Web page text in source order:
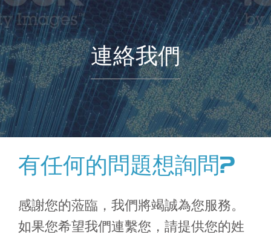
連絡我們
有任何的問題想詢問?
感謝您的蒞臨，我們將竭誠為您服務。
如果您希望我們連繫您，請提供您的姓